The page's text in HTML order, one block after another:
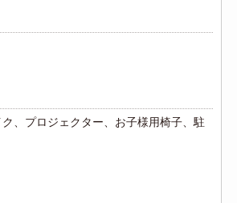
、プロジェクター、お子様用椅子、駐